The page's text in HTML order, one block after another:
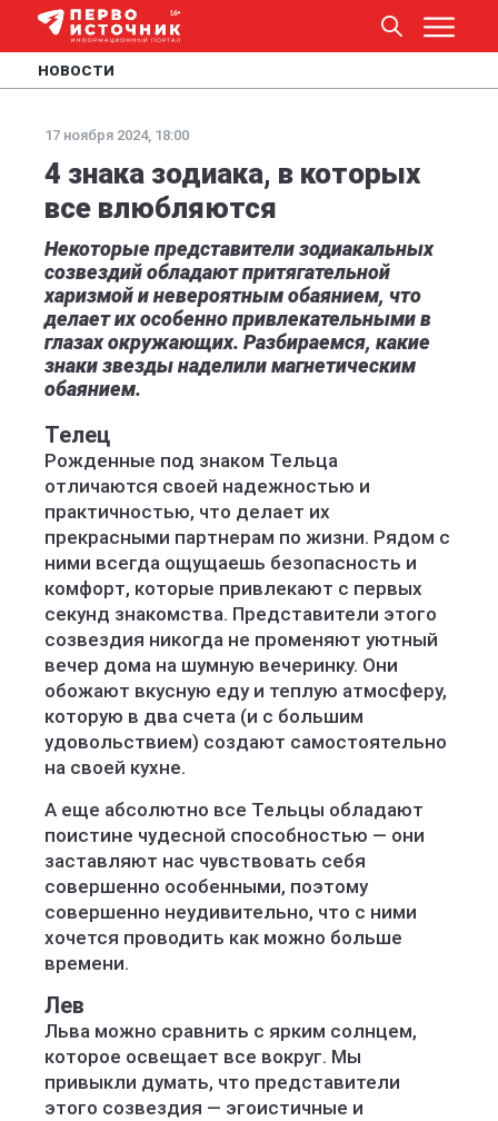
НОВОСТИ
17 ноября 2024, 18:00
4 знака зодиака, в которых
все влюбляются
Некоторые представители зодиакальных
созвездий обладают притягательной
харизмой и невероятным обаянием, что
делает их особенно привлекательными в
глазах окружающих. Разбираемся, какие
знаки звезды наделили магнетическим
обаянием.
Телец
Рожденные под знаком Тельца
отличаются своей надежностью и
практичностью, что делает их
прекрасными партнерам по жизни. Рядом с
ними всегда ощущаешь безопасность и
комфорт, которые привлекают с первых
секунд знакомства. Представители этого
созвездия никогда не променяют уютный
вечер дома на шумную вечеринку. Они
обожают вкусную еду и теплую атмосферу,
которую в два счета (и с большим
удовольствием) создают самостоятельно
на своей кухне.
А еще абсолютно все Тельцы обладают
поистине чудесной способностью — они
заставляют нас чувствовать себя
совершенно особенными, поэтому
совершенно неудивительно, что с ними
хочется проводить как можно больше
времени.
Лев
Льва можно сравнить с ярким солнцем,
которое освещает все вокруг. Мы
привыкли думать, что представители
этого созвездия — эгоистичные и